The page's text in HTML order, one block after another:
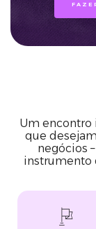
Um encontro
que
negócios
instrumento